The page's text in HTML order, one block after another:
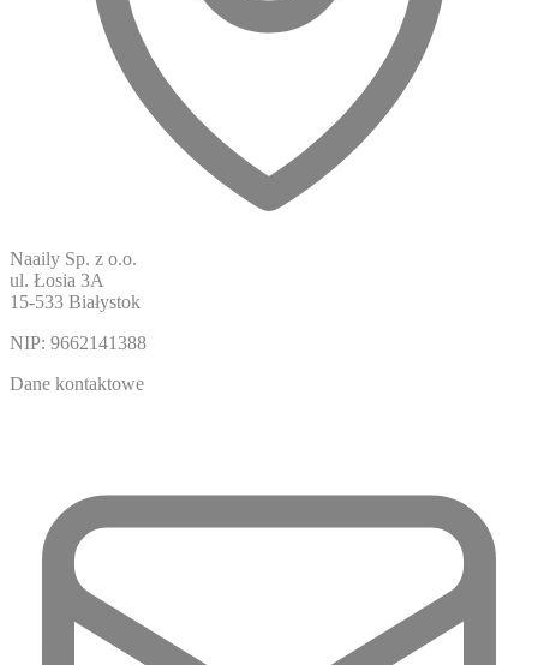
Naaily Sp. z o.o.
ul. Łosia 3A
15-533 Białystok
NIP: 9662141388
Dane kontaktowe